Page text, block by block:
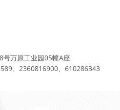
号万原工业园05幢A座
、2360816900、610286343